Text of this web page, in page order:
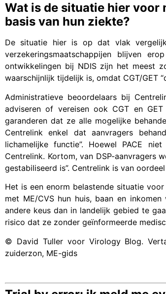
Wat is de situatie hier voor
basis van hun ziekte?
De situatie hier is op dat vlak
verzekeringsmaatschappijen blijven
ontwikkelingen bij NDIS zijn het meest
waarschijnlijk tijdelijk is, omdat CGT/GET
Administratieve beoordelaars bij
adviseren of vereisen ook CGT en
garanderen dat ze alle mogelijke
Centrelink enkel dat aanvragers
lichamelijke functie”. Hoewel PACE
Centrelink. Kortom, van DSP-aanvragers
gestabiliseerd is”. Centrelink is van
Het is een enorm belastende situatie
met ME/CVS hun huis, baan en
andere keus dan in landelijk gebied te
risico dat ze zonder geïnformeerde
© David Tuller voor Virology Blog.
zuiderzon, ME-gids